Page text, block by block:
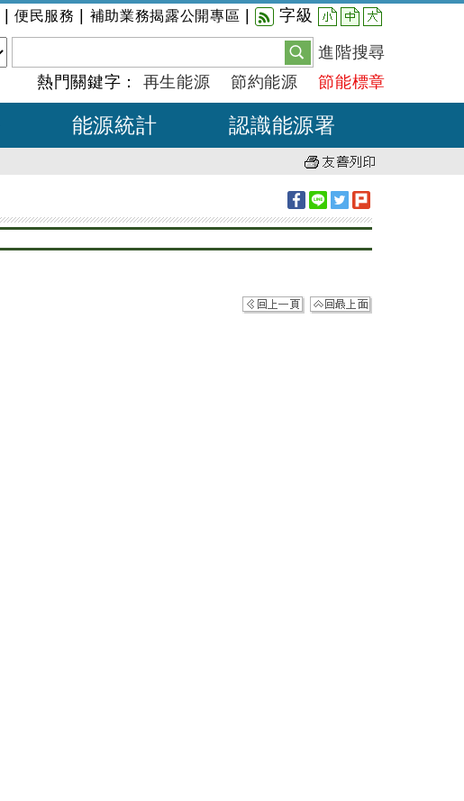
便民服務 補助業務揭露公開專區 字級 小 中 大
進階搜尋
熱門關鍵字： 再生能源 節約能源 節能標章
能源統計 認識能源署